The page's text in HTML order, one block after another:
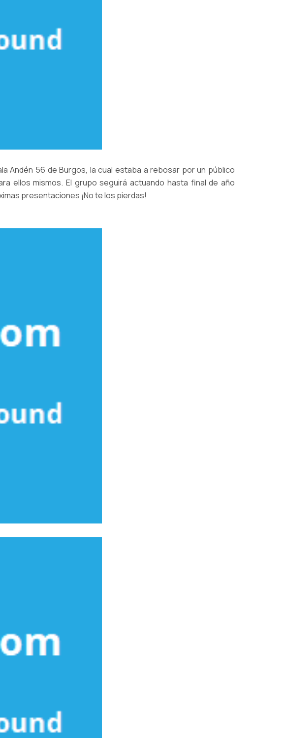
Andén 56 de Burgos, la cual estaba a rebosar por un público
ellos mismos. El grupo seguirá actuando hasta final de año
presentaciones ¡No te los pierdas!